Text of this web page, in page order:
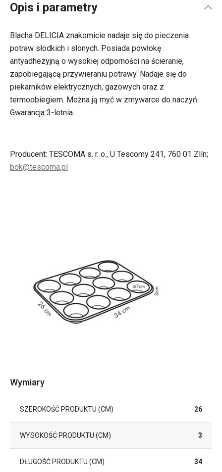
Opis i parametry
Blacha DELICIA znakomicie nadaje się do pieczenia
potraw słodkich i słonych. Posiada powłokę
antyadhezyjną o wysokiej odporności na ścieranie,
zapobiegającą przywieraniu potrawy. Nadaje się do
piekarników elektrycznych, gazowych oraz z
termoobiegiem. Można ją myć w zmywarce do naczyń.
Gwarancja 3-letnia.
Producent: TESCOMA s. r. o., U Tescomy 241, 760 01 Zlín;
bok@tescoma.pl
Wymiary
SZEROKOŚĆ PRODUKTU (CM) 26
WYSOKOŚĆ PRODUKTU (CM) 3
DŁUGOŚĆ PRODUKTU (CM) 34